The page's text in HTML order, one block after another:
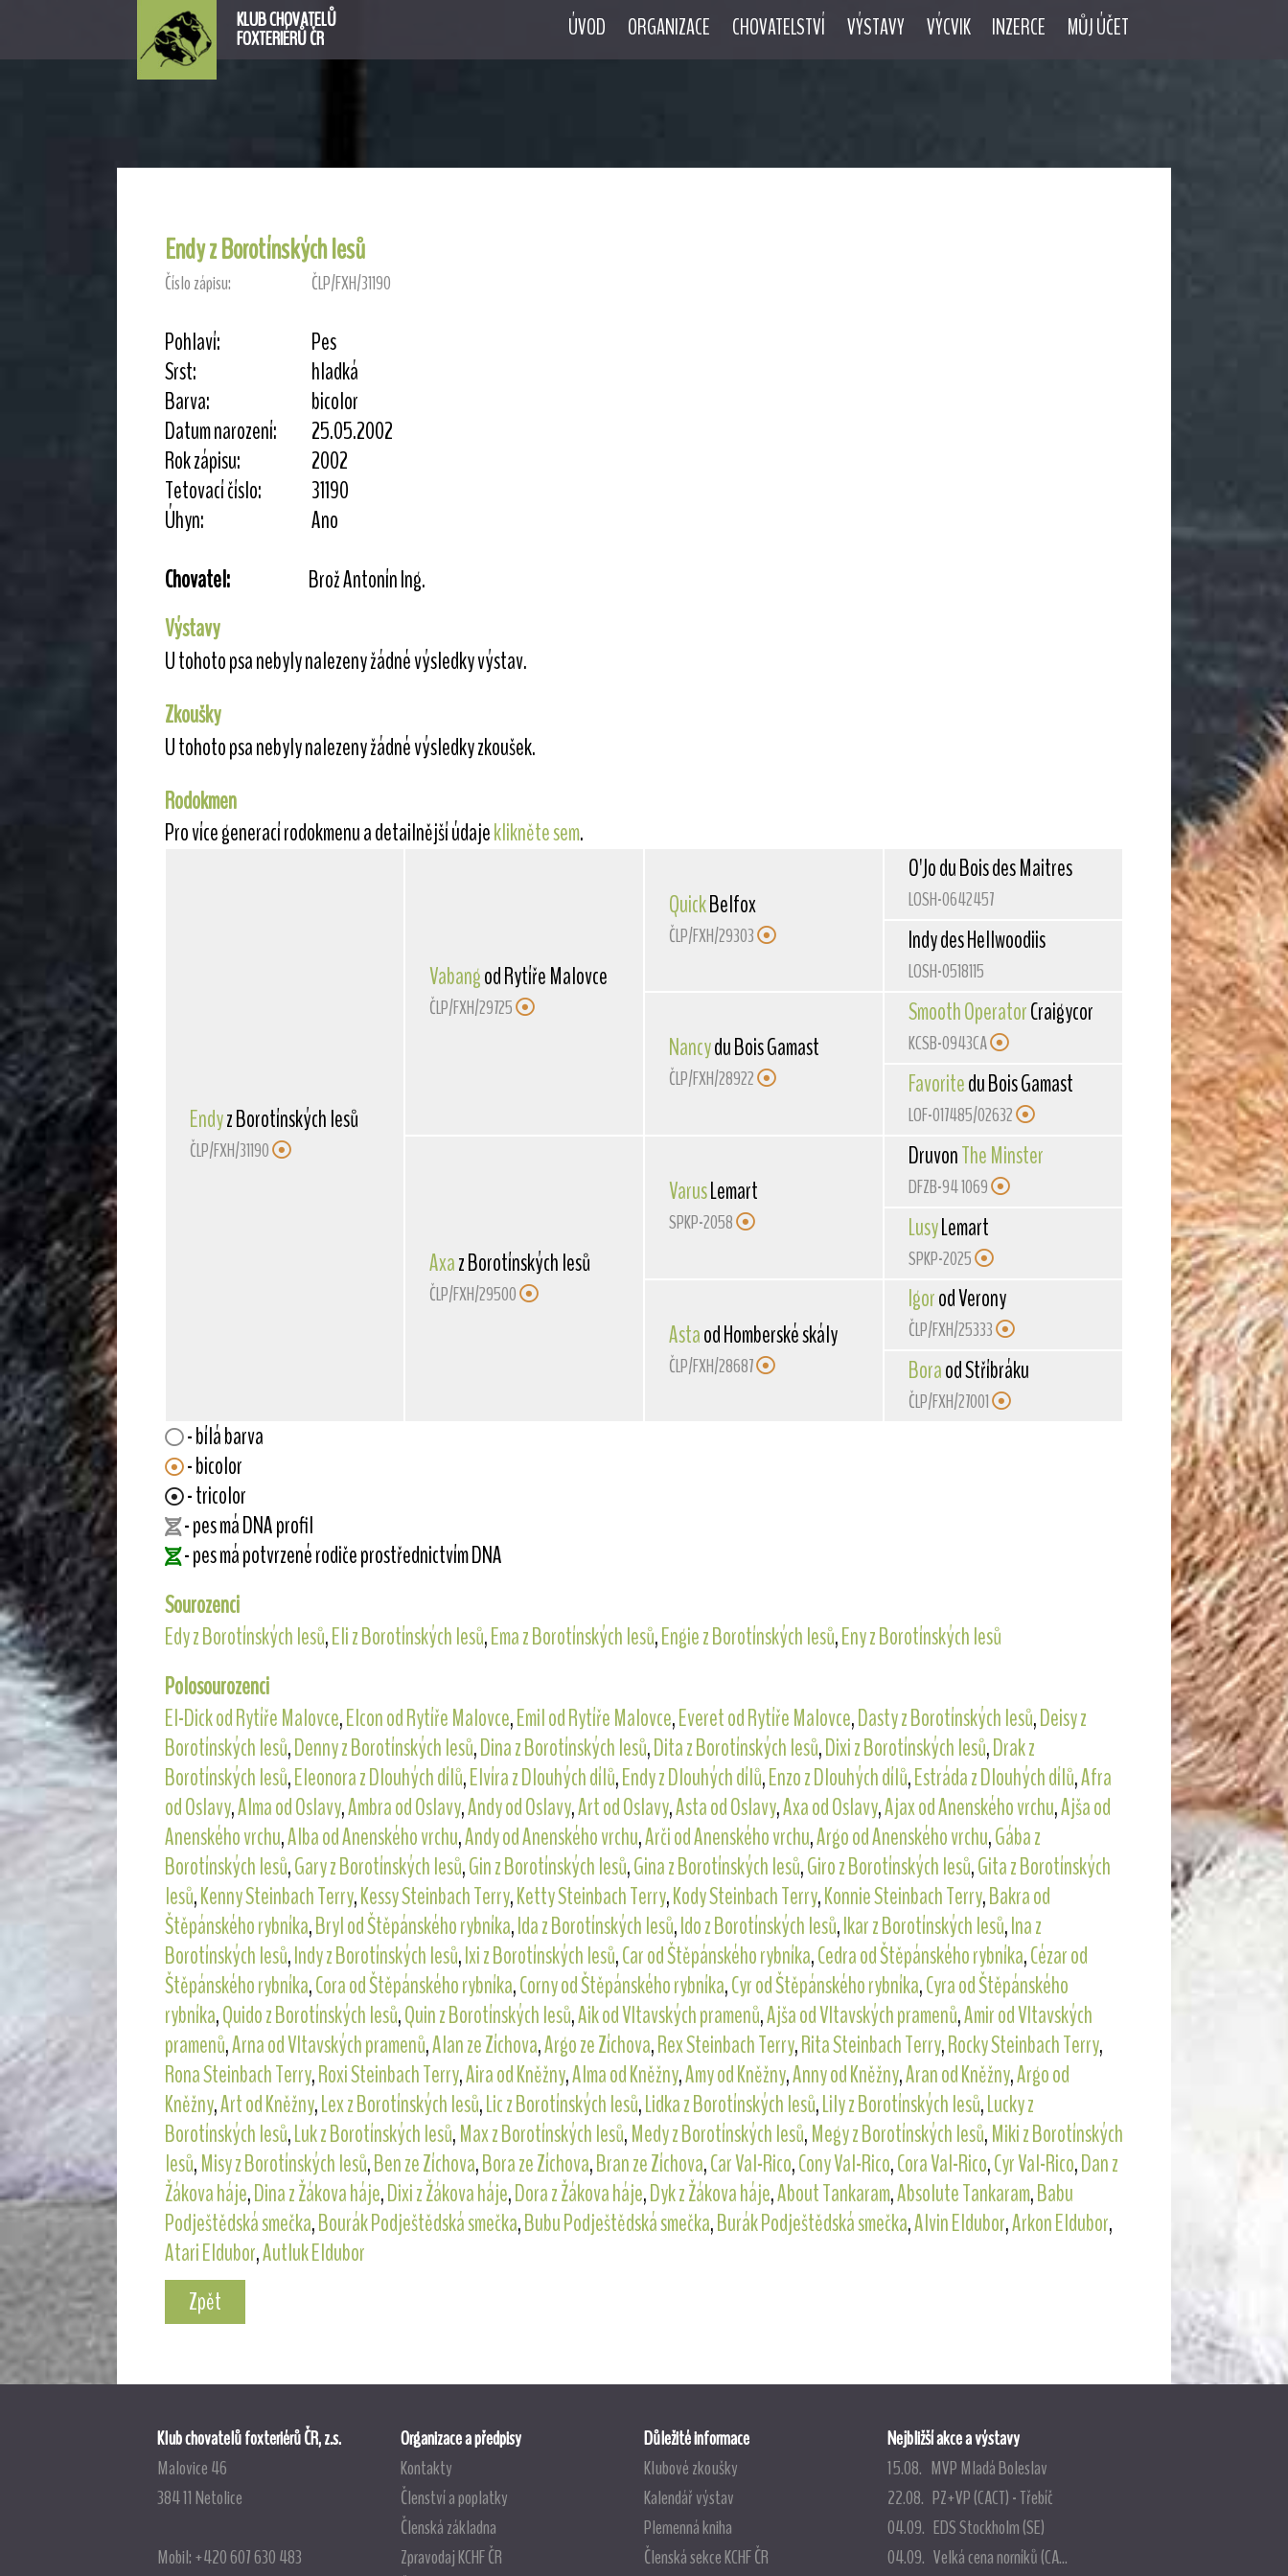
KLUB CHOVATELŮ
FOXTERIÉRŮ ČR ÚVOD ORGANIZACE CHOVATELSTVÍ VÝSTAVY VÝCVIK INZERCE MŮJ ÚČET
Endy z Borotínských lesů
Číslo zápisu: ČLP/FXH/31190
Pohlaví:
Pes
Srst:
hladká
Barva:
bicolor
Datum narození:
25.05.2002
Rok zápisu:
2002
Tetovací číslo:
31190
Úhyn:
Ano
Chovatel:
Brož Antonín Ing.
Výstavy
U tohoto psa nebyly nalezeny žádné výsledky výstav.
Zkoušky
U tohoto psa nebyly nalezeny žádné výsledky zkoušek.
Rodokmen
Pro více generací rodokmenu a detailnější údajeklikněte sem.
Endyz Borotínských lesů
ČLP/FXH/31190
Vabangod Rytíře Malovce
ČLP/FXH/29725
Axaz Borotínských lesů
ČLP/FXH/29500
QuickBelfox
ČLP/FXH/29303
Nancydu Bois Gamast
ČLP/FXH/28922
VarusLemart
SPKP-2058
Astaod Homberské skály
ČLP/FXH/28687
O'Jo du Bois des Maitres
LOSH-0642457
Indy des Hellwoodiis
LOSH-0518115
Smooth OperatorCraigycor
KCSB-0943CA
Favoritedu Bois Gamast
LOF-017485/02632
DruvonThe Minster
DFZB-94 1069
LusyLemart
SPKP-2025
Igorod Verony
ČLP/FXH/25333
Boraod Stříbráku
ČLP/FXH/27001
- bílá barva
- bicolor
- tricolor
- pes má DNA profil
- pes má potvrzené rodiče prostřednictvím DNA
Sourozenci
Edy z Borotínských lesů,Eli z Borotínských lesů,Ema z Borotínských lesů,Engie z Borotínských lesů,Eny z Borotínských lesů
Polosourozenci
El-Dick od Rytíře Malovce,Elcon od Rytíře Malovce,Emil od Rytíře Malovce,Everet od Rytíře Malovce,Dasty z Borotínských lesů,Deisy z
Borotínských lesů,Denny z Borotínských lesů,Dina z Borotínských lesů,Dita z Borotínských lesů,Dixi z Borotínských lesů,Drak z
Borotínských lesů,Eleonora z Dlouhých dílů,Elvíra z Dlouhých dílů,Endy z Dlouhých dílů,Enzo z Dlouhých dílů,Estráda z Dlouhých dílů,Afra
od Oslavy,Alma od Oslavy,Ambra od Oslavy,Andy od Oslavy,Art od Oslavy,Asta od Oslavy,Axa od Oslavy,Ajax od Anenského vrchu,Ajša od
Anenského vrchu,Alba od Anenského vrchu,Andy od Anenského vrchu,Arči od Anenského vrchu,Argo od Anenského vrchu,Gába z
Borotínských lesů,Gary z Borotínských lesů,Gin z Borotínských lesů,Gina z Borotínských lesů,Giro z Borotínských lesů,Gita z Borotínských
lesů,Kenny Steinbach Terry,Kessy Steinbach Terry,Ketty Steinbach Terry,Kody Steinbach Terry,Konnie Steinbach Terry,Bakra od
Štěpánského rybníka,Bryl od Štěpánského rybníka,Ida z Borotínských lesů,Ido z Borotínských lesů,Ikar z Borotínských lesů,Ina z
Borotínských lesů,Indy z Borotínských lesů,Ixi z Borotínských lesů,Car od Štěpánského rybníka,Cedra od Štěpánského rybníka,Cézar od
Štěpánského rybníka,Cora od Štěpánského rybníka,Corny od Štěpánského rybníka,Cyr od Štěpánského rybníka,Cyra od Štěpánského
rybníka,Quido z Borotínských lesů,Quin z Borotínských lesů,Aik od Vltavských pramenů,Ajša od Vltavských pramenů,Amir od Vltavských
pramenů,Arna od Vltavských pramenů,Alan ze Zíchova,Argo ze Zíchova,Rex Steinbach Terry,Rita Steinbach Terry,Rocky Steinbach Terry,
Rona Steinbach Terry,Roxi Steinbach Terry,Aira od Kněžny,Alma od Kněžny,Amy od Kněžny,Anny od Kněžny,Aran od Kněžny,Argo od
Kněžny,Art od Kněžny,Lex z Borotínských lesů,Lic z Borotínských lesů,Lidka z Borotínských lesů,Lily z Borotínských lesů,Lucky z
Borotínských lesů,Luk z Borotínských lesů,Max z Borotínských lesů,Medy z Borotínských lesů,Megy z Borotínských lesů,Miki z Borotínských
lesů,Misy z Borotínských lesů,Ben ze Zíchova,Bora ze Zíchova,Bran ze Zíchova,Car Val-Rico,Cony Val-Rico,Cora Val-Rico,Cyr Val-Rico,Dan z
Žákova háje,Dina z Žákova háje,Dixi z Žákova háje,Dora z Žákova háje,Dyk z Žákova háje,About Tankaram,Absolute Tankaram,Babu
Podještědská smečka,Bourák Podještědská smečka,Bubu Podještědská smečka,Burák Podještědská smečka,Alvin Eldubor,Arkon Eldubor,
Atari Eldubor,Autluk Eldubor
Zpět
Klub chovatelů foxteriérů ČR, z.s.
Malovice 46
384 11 Netolice
Mobil: +420 607 630 483
Organizace a předpisy
Kontakty
Členství a poplatky
Členská základna
Zpravodaj KCHF ČR
Důležité informace
Klubové zkoušky
Kalendář výstav
Plemenná kniha
Členská sekce KCHF ČR
Nejbližší akce a výstavy
15.08. MVP Mladá Boleslav
22.08. PZ+VP (CACT) - Třebíč
04.09. EDS Stockholm (SE)
04.09. Velká cena norníků (CA...